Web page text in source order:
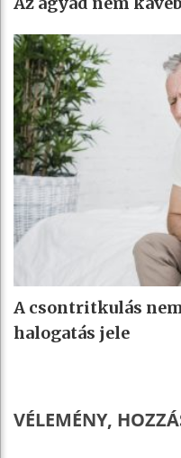
A csontritkulás
halogatás jele
VÉLEMÉNY,